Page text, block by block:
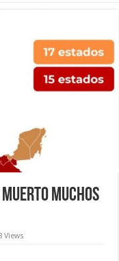
muerto muchos
Views